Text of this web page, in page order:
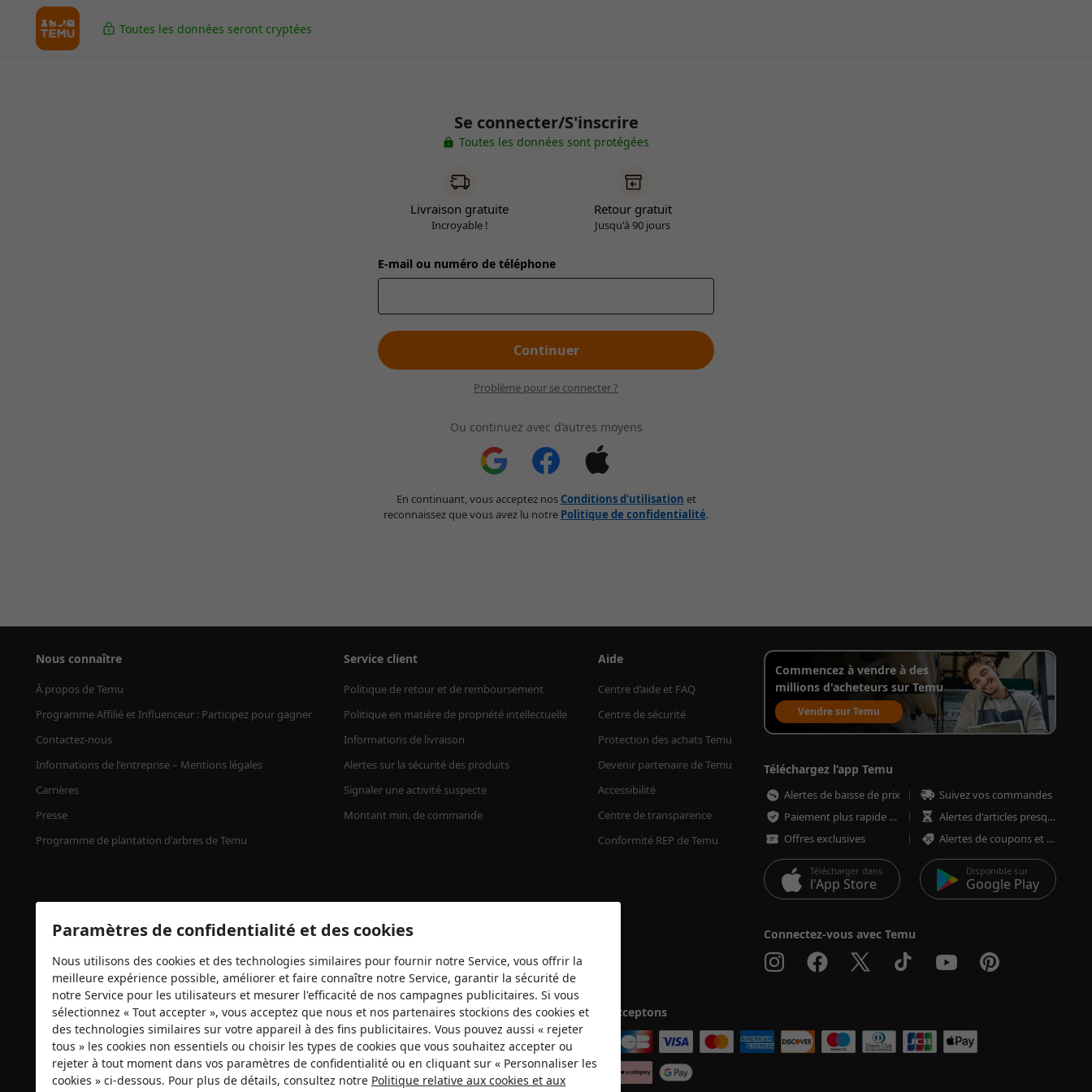
Toutes les données seront cryptées
Se connecter/S'inscrire
Toutes les données sont protégées
Livraison gratuite
Incroyable !
Retour gratuit
Jusqu'à 90 jours
E-mail ou numéro de téléphone
Continuer
Problème pour se connecter ?
Ou continuez avec d’autres moyens
En continuant, vous acceptez nos Conditions d'utilisation et
reconnaissez que vous avez lu notre Politique de confidentialité.
Nous connaître
À propos de Temu
Programme Affilié et Influenceur : Participez pour gagner
Contactez-nous
Informations de l'entreprise – Mentions légales
Carrières
Presse
Programme de plantation d'arbres de Temu
Service client
Politique de retour et de remboursement
Politique en matière de propriété intellectuelle
Informations de livraison
Alertes sur la sécurité des produits
Signaler une activité suspecte
Montant min. de commande
Aide
Centre d’aide et FAQ
Centre de sécurité
Protection des achats Temu
Devenir partenaire de Temu
Accessibilité
Centre de transparence
Conformité REP de Temu
Commencez à vendre à des
millions d'acheteurs sur Temu
Vendre sur Temu
Téléchargez l’app Temu
Alertes de baisse de prix
Suivez vos commandes
Paiement plus rapide et plus sécurisé
Alertes d'articles presque épuisés
Offres exclusives
Alertes de coupons et d'offres
Télécharger dans
l'App Store
Disponible sur
Google Play
Connectez-vous avec Temu
Certificats de sécurité Nous acceptons
Paramètres de confidentialité et des cookies
Nous utilisons des cookies et des technologies similaires pour fournir notre Service, vous offrir la
meilleure expérience possible, améliorer et faire connaître notre Service, garantir la sécurité de
notre Service pour les utilisateurs et mesurer l'efficacité de nos campagnes publicitaires. Si vous
sélectionnez « Tout accepter », vous acceptez que nous et nos partenaires stockions des cookies et
des technologies similaires sur votre appareil à des fins publicitaires. Vous pouvez aussi « rejeter
tous » les cookies non essentiels ou choisir les types de cookies que vous souhaitez accepter ou
rejeter à tout moment dans vos paramètres de confidentialité ou en cliquant sur « Personnaliser les
cookies » ci-dessous. Pour plus de détails, consultez notre Politique relative aux cookies et aux